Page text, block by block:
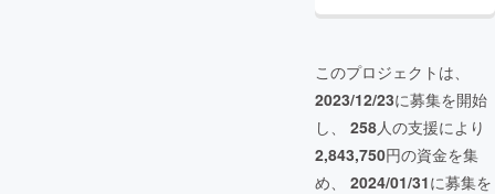
このプロジェクトは、
2023/12/23に募集を開始
し、 258人の支援により
2,843,750円の資金を集
め、 2024/01/31に募集を